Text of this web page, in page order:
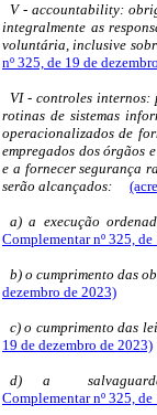
V - accountability:
integralmente as
voluntária, inclusive
nº 325, de 19 de
VI - controles internos:
rotinas de sistemas
operacionalizados de
empregados dos órgãos
e a fornecer segurança
serão alcançados:
a) a execução
Complementar nº 325,
b) o cumprimento das
dezembro de 2023)
c) o cumprimento das
19 de dezembro de 2023)
d) a
Complementar nº 325,